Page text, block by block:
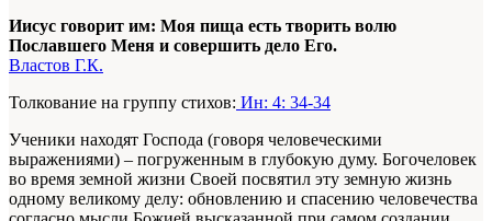
Иисус говорит им: Моя пища есть творить волю
Пославшего Меня и совершить дело Его.
Властов Г.К.
Толкование на группу стихов: Ин: 4: 34-34
Ученики находят Господа (говоря человеческими
выражениями) – погруженным в глубокую думу. Богочеловек
во время земной жизни Своей посвятил эту земную жизнь
одному великому делу: обновлению и спасению человечества